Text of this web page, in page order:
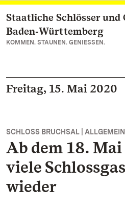
Zum Hauptinhalt springen
Staatliche Schlösser und
Baden‑Württemberg
KOMMEN. STAUNEN. GENIESSEN.
Freitag, 15. Mai 2020
SCHLOSS BRUCHSAL |
Ab dem 18.
viele
wieder